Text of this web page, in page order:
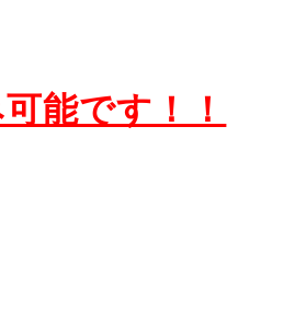
能です！！